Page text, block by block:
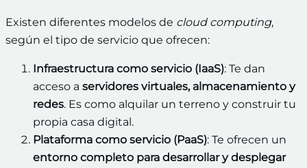
Existen diferentes modelos de cloud computing,
según el tipo de servicio que ofrecen:
Infraestructura como servicio (IaaS): Te dan
acceso a servidores virtuales, almacenamiento y
redes. Es como alquilar un terreno y construir tu
propia casa digital.
Plataforma como servicio (PaaS): Te ofrecen un
entorno completo para desarrollar y desplegar